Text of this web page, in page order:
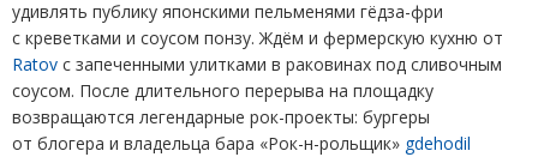
удивлять публику японскими пельменями гёдза-фри
с креветками и соусом понзу. Ждём и фермерскую кухню от
Ratov с запеченными улитками в раковинах под сливочным
соусом. После длительного перерыва на площадку
возвращаются легендарные рок-проекты: бургеры
от блогера и владельца бара «Рок-н-рольщик» gdehodil